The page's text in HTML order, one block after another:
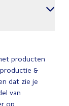
producten
&
dat zie je
van
op